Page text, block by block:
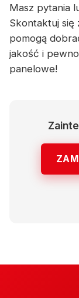
Masz pytania
Skontaktuj się
pomogą
jakość i
panelowe!